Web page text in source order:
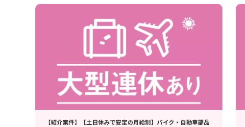
【紹介案件】【土日休みで安定の月給制】バイク・自動車部品